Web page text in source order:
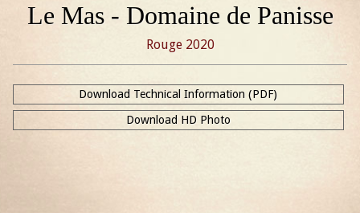
Le Mas - Domaine de Panisse
Rouge 2020
Download Technical Information (PDF)
Download HD Photo